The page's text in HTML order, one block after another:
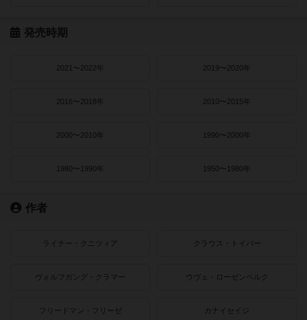
発売時期
2021〜2022年 2019〜2020年
2016〜2018年 2010〜2015年
2000〜2010年 1990〜2000年
1980〜1990年 1950〜1980年
作者
ライナー・クニツィア クラウス・トイバー
ヴォルフガング・クラマー ウヴェ・ローゼンベルク
フリードマン・フリーゼ カナイセイジ